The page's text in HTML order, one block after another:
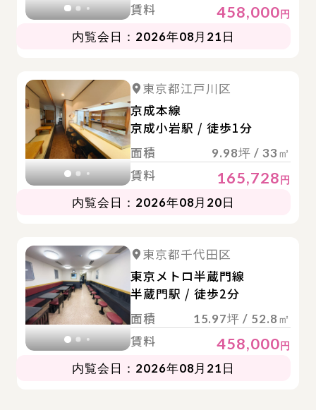
賃料 458,000円
内覧会日：2026年08月21日
詳細を見る
東京都江戸川区
京成本線
京成小岩駅 / 徒歩1分
面積
9.98坪 / 33㎡
賃料 165,728円
内覧会日：2026年08月20日
詳細を見る
東京都千代田区
東京メトロ半蔵門線
半蔵門駅 / 徒歩2分
面積
15.97坪 / 52.8㎡
賃料 458,000円
内覧会日：2026年08月21日